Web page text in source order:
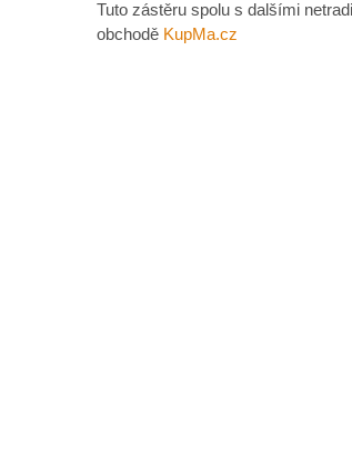
Tuto zástěru spolu s dalšími
obchodě KupMa.cz